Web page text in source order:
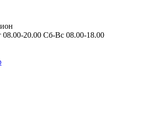
20.00 Сб-Вс 08.00-18.00